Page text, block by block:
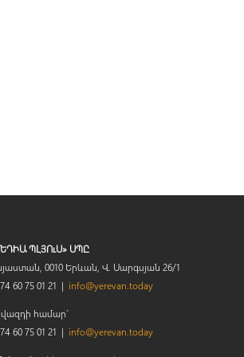
ՊԼՅՈւՍ» ՍՊԸ
0010 Երևան, Վ. Սարգսյան 26/1
60 75 01 21 | info@yerevan.today
համար`
60 75 01 21 | info@yerevan.today